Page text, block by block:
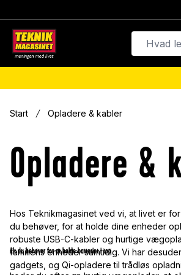
Start Opladere & kabler
Opladere &
Hos Teknikmagasinet ved vi, at livet er
du behøver, for at holde dine enheder
robuste USB-C-kabler og hurtige
familiens enheder samtidig. Vi har
gadgets, og Qi-opladere til trådløs
Alt du behøver for at holde batteriet i top